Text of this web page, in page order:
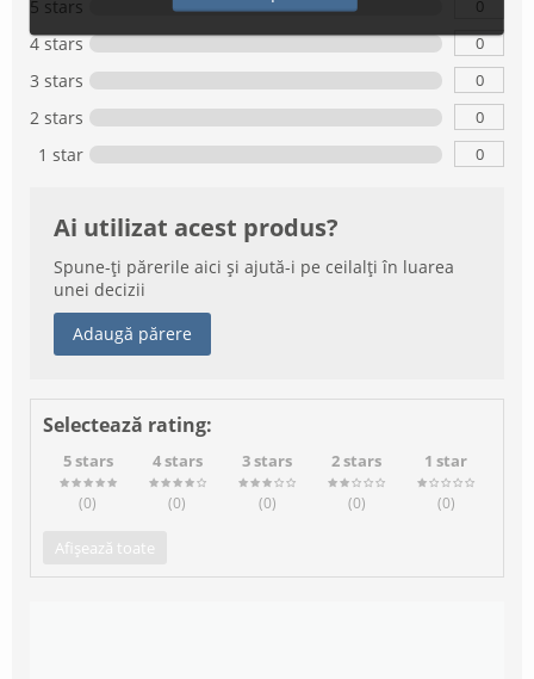
5 stars 0
4 stars 0
3 stars 0
2 stars 0
1 star 0
Ai utilizat acest produs?
Spune-ți părerile aici și ajută-i pe ceilalți în luarea
unei decizii
Adaugă părere
Selectează rating:
5 stars
(0)
4 stars
(0)
3 stars
(0)
2 stars
(0)
1 star
(0)
Afișează toate